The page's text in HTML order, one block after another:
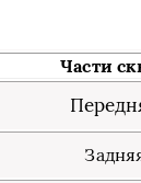
Части